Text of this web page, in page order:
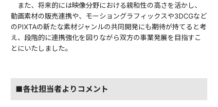
また、将来的には映像分野における親和性の高さを活かし、
動画素材の販売連携や、モーショングラフィックスや3DCGなど
のPIXTAの新たな素材ジャンルの共同開発にも期待が持てると考
え、段階的に連携強化を図りながら双方の事業発展を目指すこ
とにいたしました。
■各社担当者よりコメント